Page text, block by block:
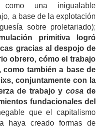
como una inigualable
a base de la explotación
sobre proletariado);
primitiva logró
gracias al despojo de
obrero, cómo el trabajo
también a base de
conjuntamente con la
de trabajo y cosade
fundacionales del
que el capitalismo
haya creado formas de